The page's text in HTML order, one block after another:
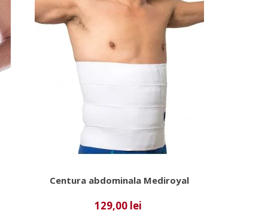
Centura abdominala Mediroyal
129,00 lei